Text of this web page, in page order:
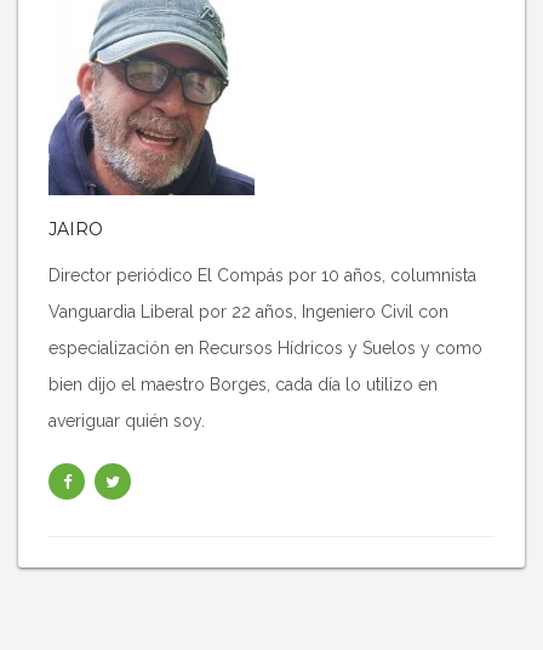
JAIRO
Director periódico El Compás por 10 años, columnista
Vanguardia Liberal por 22 años, Ingeniero Civil con
especialización en Recursos Hídricos y Suelos y como
bien dijo el maestro Borges, cada día lo utilizo en
averiguar quién soy.